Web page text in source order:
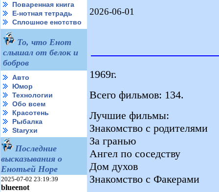
Поваренная книга
Е-нотная тетрадь
Сплошное енотство
То, что Енот
слышал от белок и
бобров
Авто
Юмор
Технологии
Обо всем
Красотень
Рыбалка
Starухи
Последние
высказывания о
Енотьей Норе
2025-07-02 23:19:39
blueenot
2026-06-01
1969г.
Всего фильмов: 134.
Лучшие фильмы:
Знакомство с родителями
За гранью
Ангел по соседству
Дом духов
Знакомство с Факерами